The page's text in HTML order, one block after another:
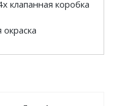
клапанная коробка